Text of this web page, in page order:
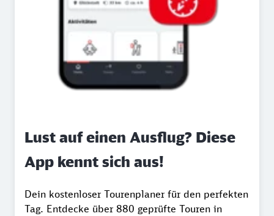
Lust auf einen Ausflug? Diese
App kennt sich aus!
Dein kostenloser Tourenplaner für den perfekten
Tag. Entdecke über 880 geprüfte Touren in